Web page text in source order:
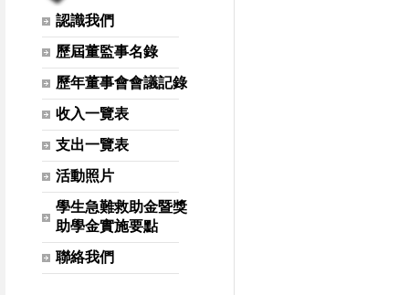
認識我們
歷屆董監事名錄
歷年董事會會議記錄
收入一覽表
支出一覽表
活動照片
學生急難救助金暨獎
助學金實施要點
聯絡我們